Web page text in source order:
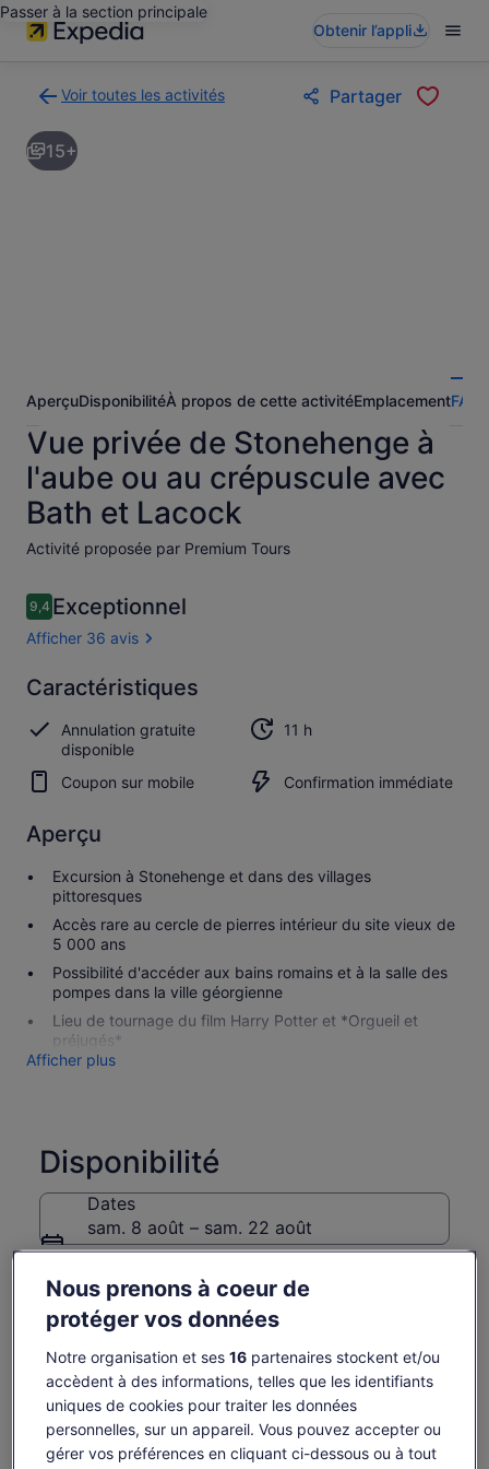
Passer à la section principale
Obtenir l’appli
Voir toutes les activités
à
la
page
Partager
15+
AperçuDisponibilitéÀ propos de cette activitéEmplacementFAQ
Vue privée de Stonehenge à
l'aube ou au crépuscule avec
Bath et Lacock
Activité proposée par Premium Tours
Avis
voyageurs
9,49,4 sur 10
Exceptionnel
Afficher 36 avis
9.49.4 sur 10
Exceptionnel
Afficher
les
36 avis
Caractéristiques
Annulation gratuite
disponible
11 h
Coupon sur mobile Confirmation immédiate
Aperçu
Excursion à Stonehenge et dans des villages
pittoresques
Accès rare au cercle de pierres intérieur du site vieux de
5 000 ans
Possibilité d'accéder aux bains romains et à la salle des
pompes dans la ville géorgienne
Lieu de tournage du film Harry Potter et *Orgueil et
préjugés*
Afficher plus
Disponibilité
Dates
sam. 8 août – sam. 22 août
1 étudiant, 1 adulte
- 193 € 193 € -
Le193 € Voir les billets
Il est possible que le contenu de cette page
provienne d’une traduction automatique.
Afficher le texte d’origine (anglais)
Nous prenons à coeur de
protéger vos données
Notre organisation et ses 16partenaires stockent et/ou
accèdent à des informations, telles que les identifiants
uniques de cookies pour traiter les données
personnelles, sur un appareil. Vous pouvez accepter ou
gérer vos préférences en cliquant ci-dessous ou à tout